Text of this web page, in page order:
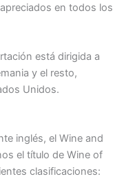
en todos los
está dirigida a
y el resto,
Unidos.
inglés, el Wine and
el título de Wine of
clasificaciones: